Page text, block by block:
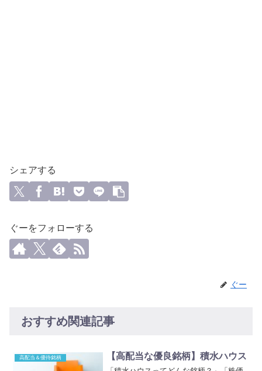
シェアする
ぐーをフォローする
ぐー
おすすめ関連記事
高配当＆優待銘柄 【高配当な優良銘柄】積水ハウス